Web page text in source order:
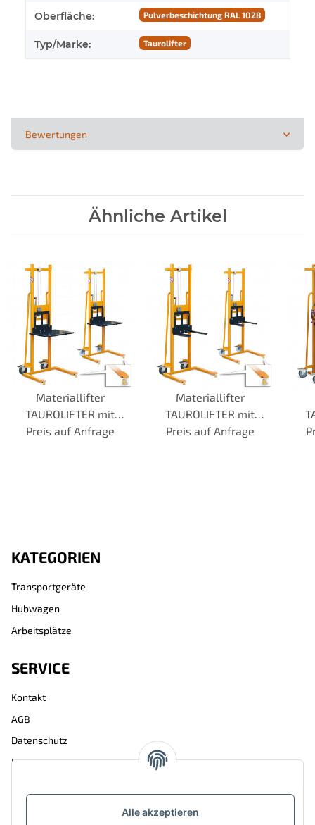
Alle akzeptieren
Oberfläche: Pulverbeschichtung RAL 1028
Typ/Marke: Taurolifter
Bewertungen
Ähnliche Artikel
Materiallifter
TAUROLIFTER mit
Plattform, 4-Wege-
Preis auf Anfrage
Materiallifter
TAUROLIFTER mit
Gabelaufnahme, 4-
Preis auf Anfrage
KATEGORIEN
Transportgeräte
Hubwagen
Arbeitsplätze
SERVICE
Kontakt
AGB
Datenschutz
Impressum
ÜBER BAKO SHOP